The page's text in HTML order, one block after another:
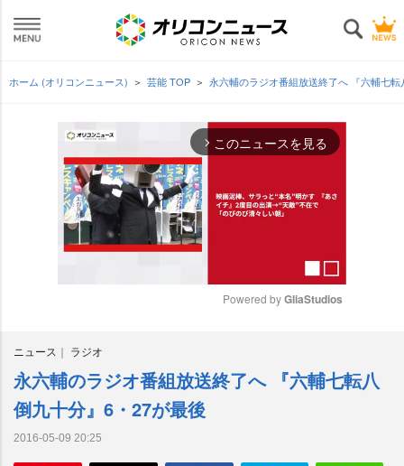
ホーム (オリコンニュース) 芸能 TOP 永六輔のラジオ番組放送終了へ 『六輔七
arrow_forward_ios このニュースを見る
t
e
Powered by GliaStudios
ニュース ラジオ
永六輔のラジオ番組放送終了へ 『六輔七転八
倒九十分』6・27が最後
2016-05-09 20:25